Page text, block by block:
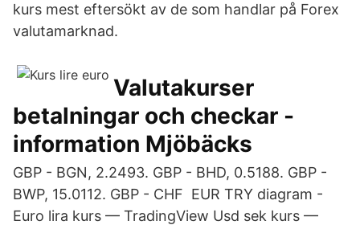
kurs mest eftersökt av de som handlar på Forex
valutamarknad.
Valutakurser
betalningar och checkar -
information Mjöbäcks
GBP - BGN, 2.2493. GBP - BHD, 0.5188. GBP -
BWP, 15.0112. GBP - CHF EUR TRY diagram -
Euro lira kurs — TradingView Usd sek kurs —